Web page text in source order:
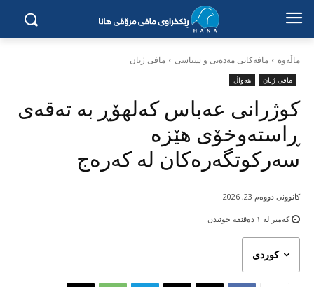
ماڵه‌وه‌ مافەکانی مەدەنی و سیاسی مافی ژیان
مافی ژیان هەواڵ
کوژرانی عەباس کەلهۆڕ بە تەقەی
ڕاستەوخۆی هێزە
سەرکوتگەرەکان لە کەرەج
کوردی
کەمتر لە ١ دەقێقە خوێندن
کانوونی دووەم 23, 2026